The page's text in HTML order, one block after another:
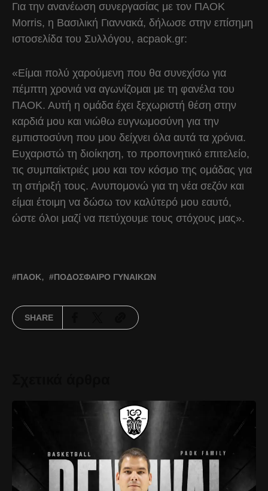
Για την ανανέωση συνεργασίας με τον ΠΑΟΚ
Morris, η Βασιλική Γιαννακά, δήλωσε στην επίσημη
ιστοσελίδα του Συλλόγου, acpaok.gr:
«Είμαι πολύ χαρούμενη που θα συνεχίσω για
πέμπτη χρονιά να αγωνίζομαι με τη φανέλα του
ΠΑΟΚ. Αυτή η ομάδα έχει ξεχωριστή θέση στην
καρδιά μου και νιώθω ευγνωμοσύνη για την
εμπιστοσύνη που μου δείχνει όλα αυτά τα χρόνια.
Ευχαριστώ τη διοίκηση, το προπονητικό επιτελείο,
τις συμπαίκτριές μου και τον κόσμο της ομάδας για
τη στήριξή τους. Ανυπομονώ για τη νέα σεζόν και
είμαι έτοιμη να δώσω τον καλύτερό μου εαυτό,
ώστε όλοι μαζί να πετύχουμε τους στόχους μας».
ΠΑΟΚ ΠΟΔΌΣΦΑΙΡΟ ΓΥΝΑΙΚΏΝ
SHARE